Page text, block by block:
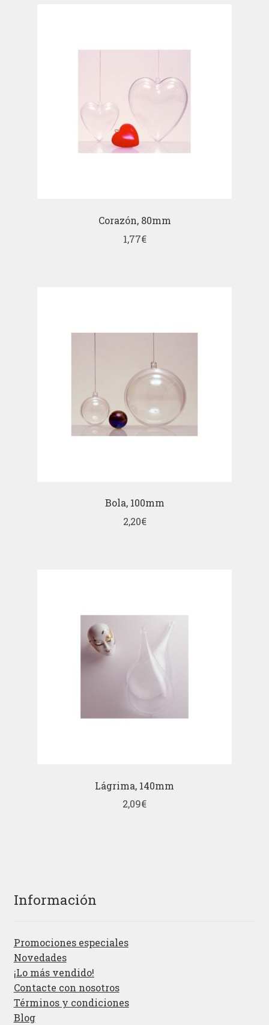
Corazón, 80mm
1,77€
Bola, 100mm
2,20€
Lágrima, 140mm
2,09€
Información
Promociones especiales
Novedades
¡Lo más vendido!
Contacte con nosotros
Términos y condiciones
Blog